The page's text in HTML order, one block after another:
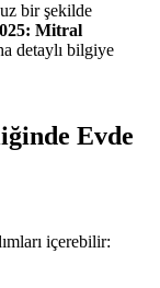
bir şekilde
Mitral
detaylı bilgiye
Evde
içerebilir: